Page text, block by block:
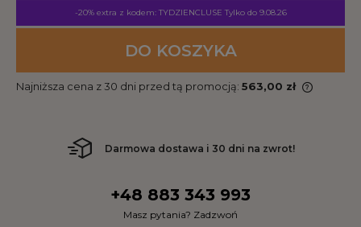
-20% extra z kodem: TYDZIENCLUSE Tylko do 9.08.26
DO KOSZYKA
Najniższa cena z 30 dni przed tą promocją: 563,00 zł
Darmowa dostawa i 30 dni na zwrot!
+48 883 343 993
Masz pytania? Zadzwoń